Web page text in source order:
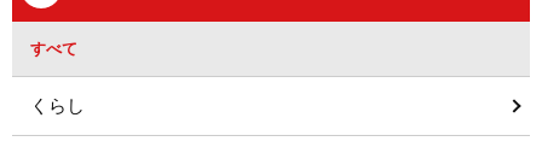
すべて
くらし